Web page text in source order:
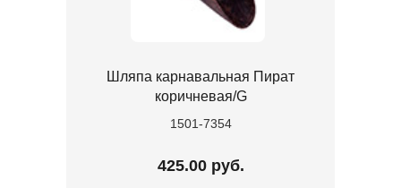
Шляпа карнавальная Пират
коричневая/G
1501-7354
425.00 руб.